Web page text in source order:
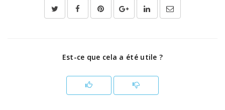
Est-ce que cela a été utile ?